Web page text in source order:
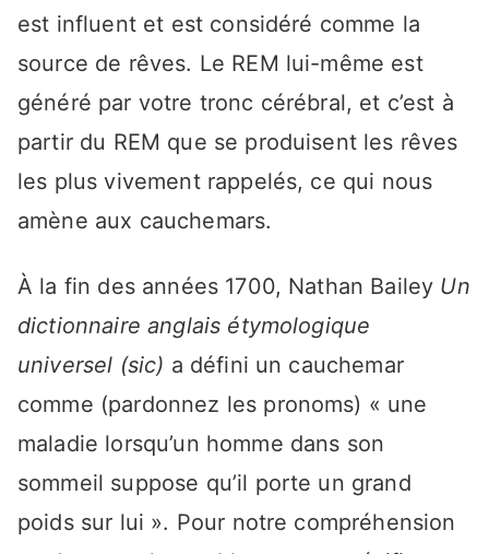
est influent et est considéré comme la
source de rêves. Le REM lui-même est
généré par votre tronc cérébral, et c’est à
partir du REM que se produisent les rêves
les plus vivement rappelés, ce qui nous
amène aux cauchemars.
À la fin des années 1700, Nathan Bailey Un
dictionnaire anglais étymologique
universel (sic) a défini un cauchemar
comme (pardonnez les pronoms) « une
maladie lorsqu’un homme dans son
sommeil suppose qu’il porte un grand
poids sur lui ». Pour notre compréhension